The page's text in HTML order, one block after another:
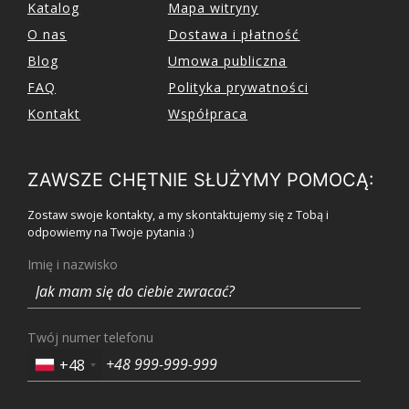
Katalog
O nas
Blog
FAQ
Kontakt
Mapa witryny
Dostawa i płatność
Umowa publiczna
Polityka prywatności
Współpraca
ZAWSZE CHĘTNIE SŁUŻYMY POMOCĄ:
Zostaw swoje kontakty, a my skontaktujemy się z Tobą i
odpowiemy na Twoje pytania :)
Imię i nazwisko
Twój numer telefonu
+48